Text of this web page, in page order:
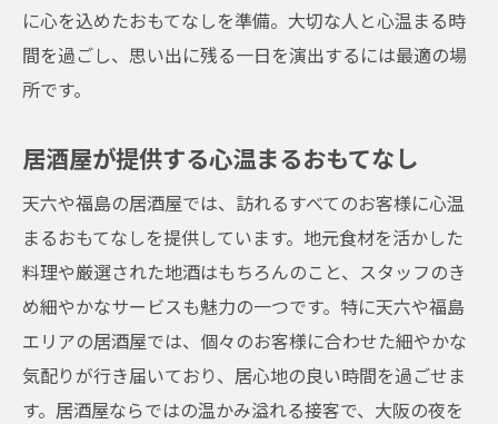
に心を込めたおもてなしを準備。大切な人と心温まる時
間を過ごし、思い出に残る一日を演出するには最適の場
所です。
居酒屋が提供する心温まるおもてなし
天六や福島の居酒屋では、訪れるすべてのお客様に心温
まるおもてなしを提供しています。地元食材を活かした
料理や厳選された地酒はもちろんのこと、スタッフのき
め細やかなサービスも魅力の一つです。特に天六や福島
エリアの居酒屋では、個々のお客様に合わせた細やかな
気配りが行き届いており、居心地の良い時間を過ごせま
す。居酒屋ならではの温かみ溢れる接客で、大阪の夜を